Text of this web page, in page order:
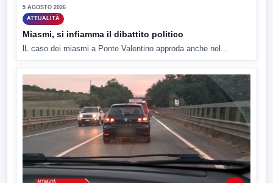
5 AGOSTO 2026
ATTUALITÀ
Miasmi, si infiamma il dibattito politico
lL caso dei miasmi a Ponte Valentino approda anche nel...